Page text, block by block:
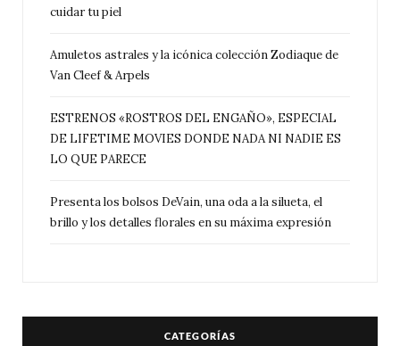
cuidar tu piel
Amuletos astrales y la icónica colección Zodiaque de
Van Cleef & Arpels
ESTRENOS «ROSTROS DEL ENGAÑO», ESPECIAL
DE LIFETIME MOVIES DONDE NADA NI NADIE ES
LO QUE PARECE
Presenta los bolsos DeVain, una oda a la silueta, el
brillo y los detalles florales en su máxima expresión
CATEGORÍAS